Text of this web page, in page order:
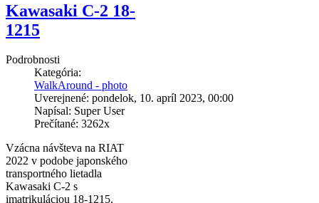
Kawasaki C-2 18-
1215
Podrobnosti
Kategória:
WalkAround - photo
Uverejnené: pondelok, 10. apríl 2023, 00:00
Napísal: Super User
Prečítané: 3262x
Vzácna návšteva na RIAT
2022 v podobe japonského
transportného lietadla
Kawasaki C-2 s
imatrikuláciou 18-1215.